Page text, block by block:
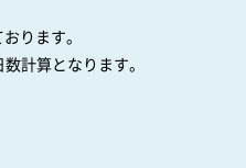
ります。
計算となります。